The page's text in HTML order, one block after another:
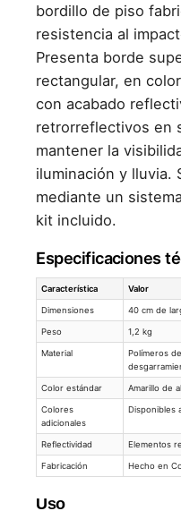
bordillo de piso
resistencia al
Presenta borde
rectangular, en
con acabado
retrorreflectivos en
mantener la
iluminación y lluvia.
mediante un
kit incluido.
Especificaciones
Característica Valor
Dimensiones 40 cm de
Peso 1,2 kg
Material
Polímeros
Color estándar Amarillo de
Colores
adicionales
Disponibles
Reflectividad Elementos
Fabricación Hecho en
Uso